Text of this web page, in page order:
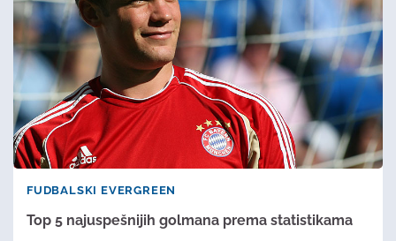
FUDBALSKI EVERGREEN
Top 5 najuspešnijih golmana prema statistikama